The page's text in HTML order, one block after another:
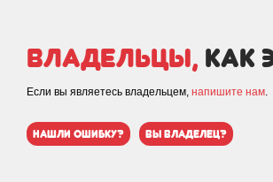
Владельцы, как
Если вы являетесь владельцем, напишите нам.
нашли ошибку? вы владелец?